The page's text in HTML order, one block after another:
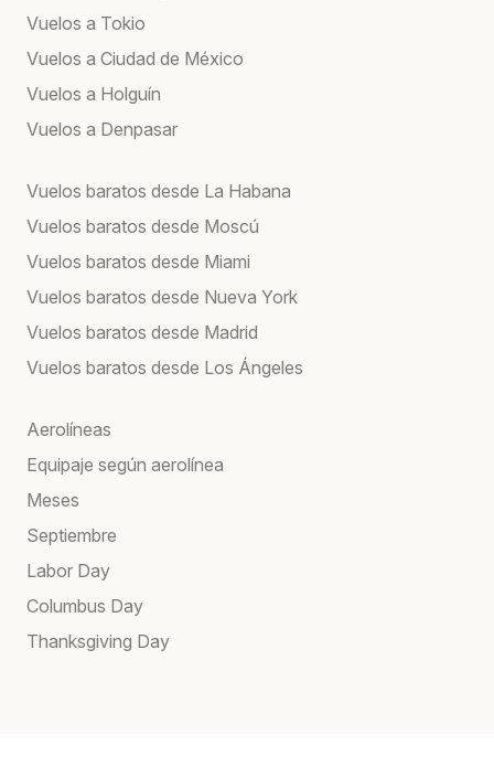
Vuelos a Tokio
Vuelos a Ciudad de México
Vuelos a Holguín
Vuelos a Denpasar
Vuelos baratos desde La Habana
Vuelos baratos desde Moscú
Vuelos baratos desde Miami
Vuelos baratos desde Nueva York
Vuelos baratos desde Madrid
Vuelos baratos desde Los Ángeles
Aerolíneas
Equipaje según aerolínea
Meses
Septiembre
Labor Day
Columbus Day
Thanksgiving Day